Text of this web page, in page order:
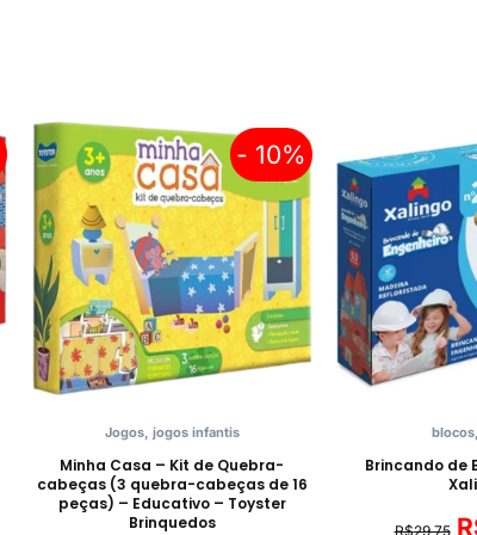
- 10%
Jogos, jogos infantis
Minha Casa – Kit de Quebra-
cabeças (3 quebra-cabeças de 16
peças) – Educativo – Toyster
Brinquedos
blocos
Brincando de
R$29,75